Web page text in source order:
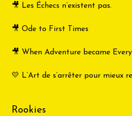
🎥 Les Échecs n’existent pas.
🎥 Ode to First Times
🎥 When Adventure became
💛 L’Art de s’arrêter pour mieux
Rookies